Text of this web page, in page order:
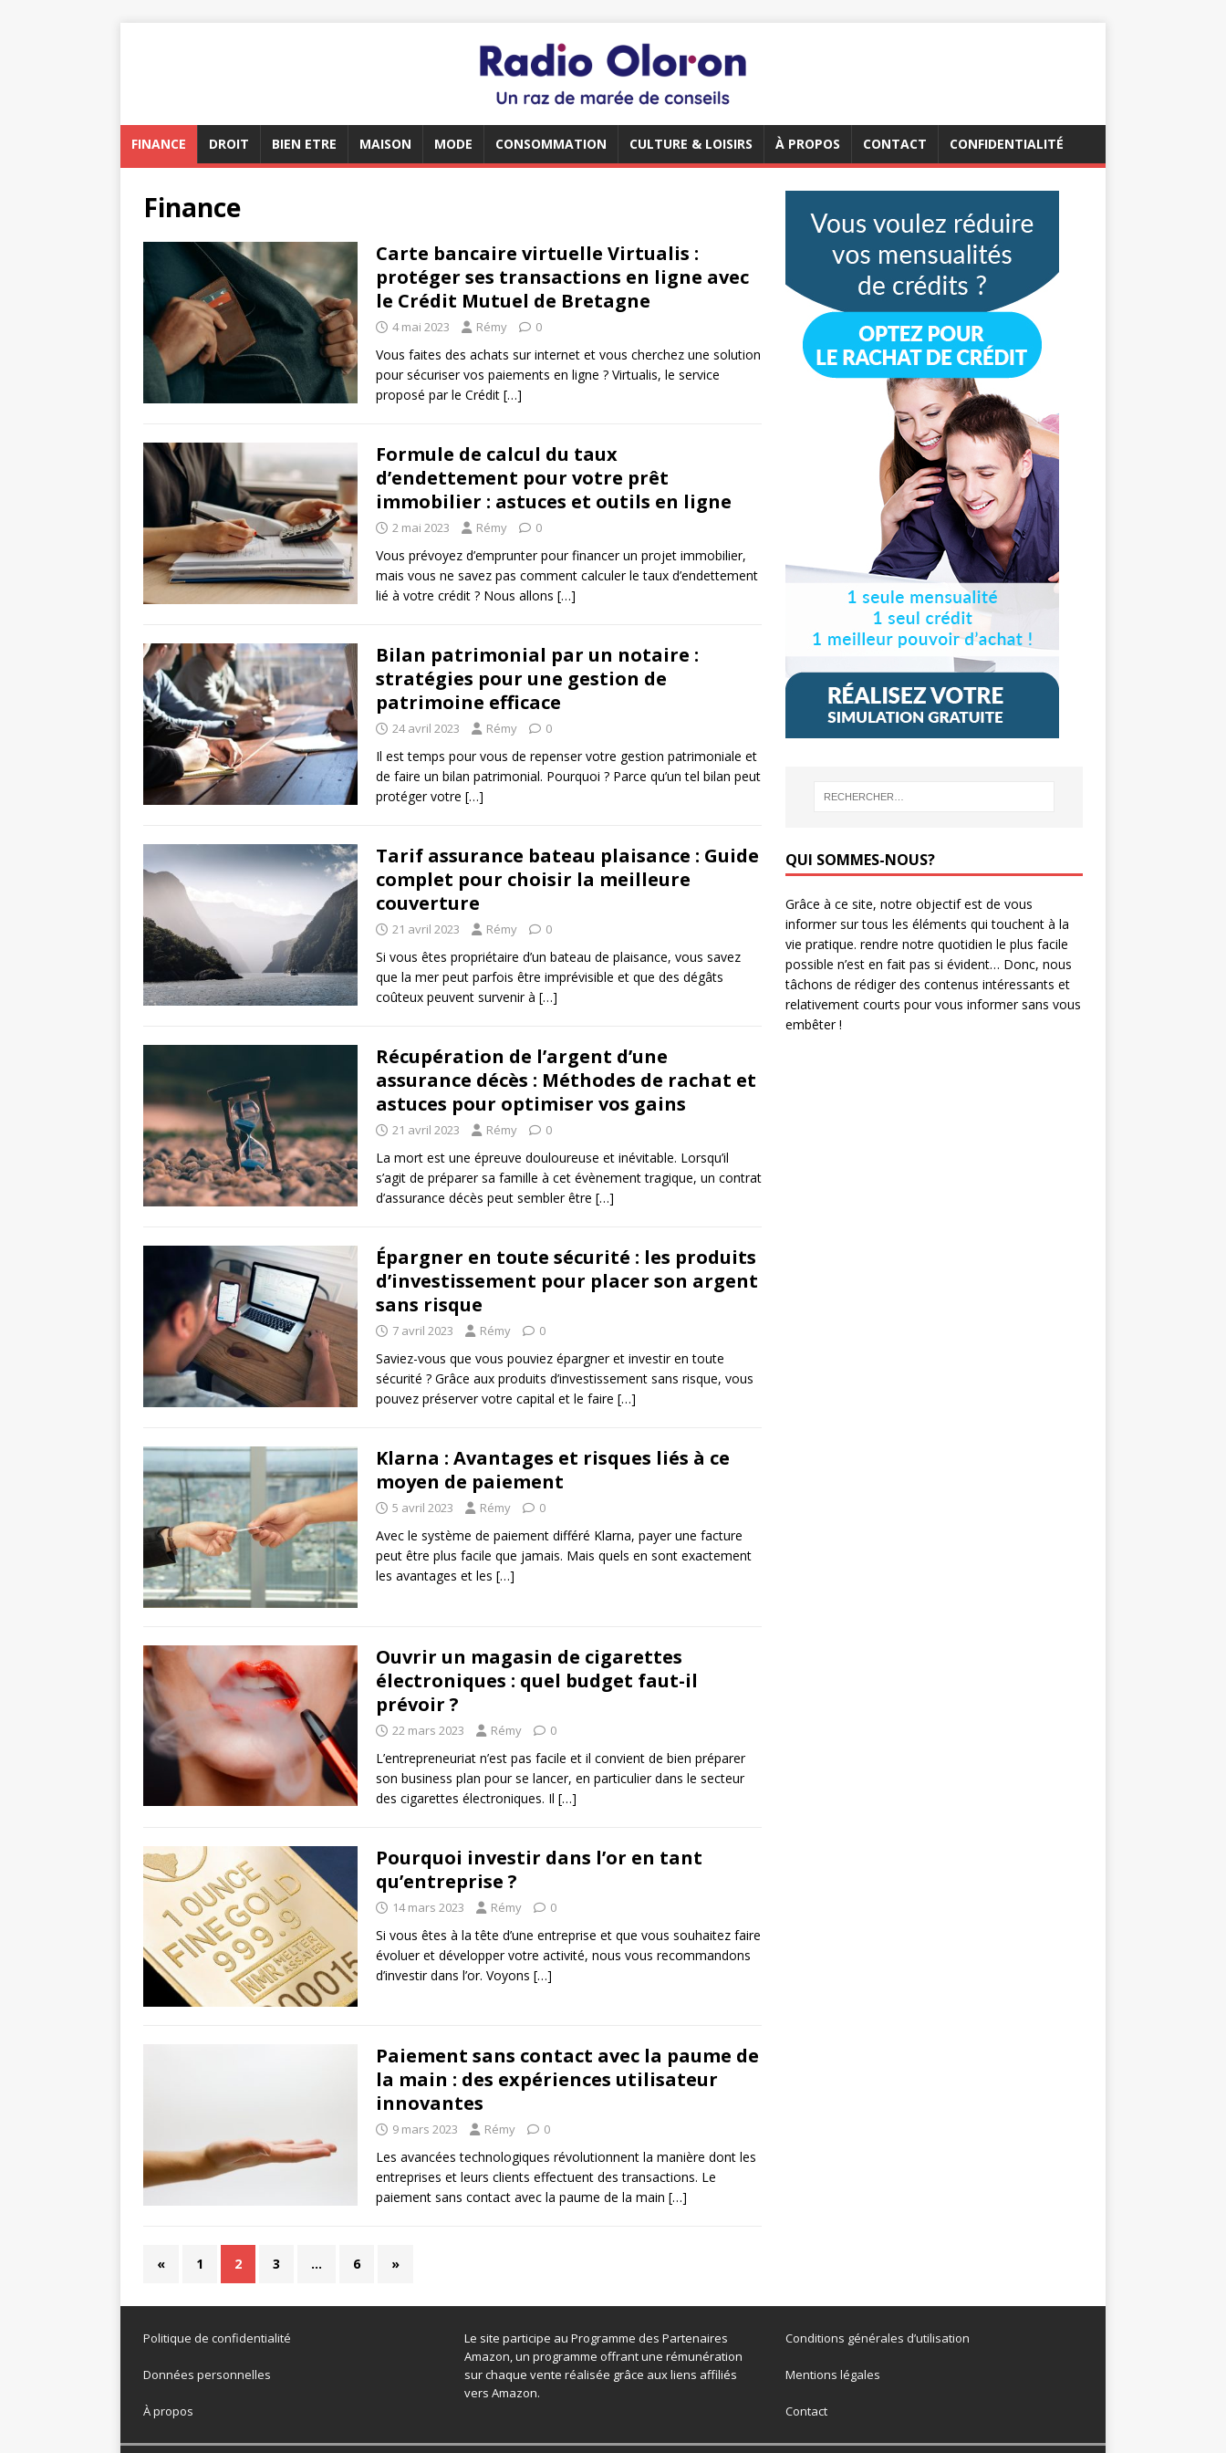
FINANCE DROIT BIEN ETRE MAISON MODE CONSOMMATION CULTURE & LOISIRS À PROPOS CONTACT CONFIDENTIALITÉ
Finance
Carte bancaire virtuelle Virtualis :
protéger ses transactions en ligne avec
le Crédit Mutuel de Bretagne
4 mai 2023 Rémy 0
Vous faites des achats sur internet et vous cherchez une solution
pour sécuriser vos paiements en ligne ? Virtualis, le service
proposé par le Crédit […]
Formule de calcul du taux
d’endettement pour votre prêt
immobilier : astuces et outils en ligne
2 mai 2023 Rémy 0
Vous prévoyez d’emprunter pour financer un projet immobilier,
mais vous ne savez pas comment calculer le taux d’endettement
lié à votre crédit ? Nous allons […]
Bilan patrimonial par un notaire :
stratégies pour une gestion de
patrimoine efficace
24 avril 2023 Rémy 0
Il est temps pour vous de repenser votre gestion patrimoniale et
de faire un bilan patrimonial. Pourquoi ? Parce qu’un tel bilan peut
protéger votre […]
Tarif assurance bateau plaisance : Guide
complet pour choisir la meilleure
couverture
21 avril 2023 Rémy 0
Si vous êtes propriétaire d’un bateau de plaisance, vous savez
que la mer peut parfois être imprévisible et que des dégâts
coûteux peuvent survenir à […]
Récupération de l’argent d’une
assurance décès : Méthodes de rachat et
astuces pour optimiser vos gains
21 avril 2023 Rémy 0
La mort est une épreuve douloureuse et inévitable. Lorsqu’il
s’agit de préparer sa famille à cet évènement tragique, un contrat
d’assurance décès peut sembler être […]
Épargner en toute sécurité : les produits
d’investissement pour placer son argent
sans risque
7 avril 2023 Rémy 0
Saviez-vous que vous pouviez épargner et investir en toute
sécurité ? Grâce aux produits d’investissement sans risque, vous
pouvez préserver votre capital et le faire […]
Klarna : Avantages et risques liés à ce
moyen de paiement
5 avril 2023 Rémy 0
Avec le système de paiement différé Klarna, payer une facture
peut être plus facile que jamais. Mais quels en sont exactement
les avantages et les […]
Ouvrir un magasin de cigarettes
électroniques : quel budget faut-il
prévoir ?
22 mars 2023 Rémy 0
L’entrepreneuriat n’est pas facile et il convient de bien préparer
son business plan pour se lancer, en particulier dans le secteur
des cigarettes électroniques. Il […]
Pourquoi investir dans l’or en tant
qu’entreprise ?
14 mars 2023 Rémy 0
Si vous êtes à la tête d’une entreprise et que vous souhaitez faire
évoluer et développer votre activité, nous vous recommandons
d’investir dans l’or. Voyons […]
Paiement sans contact avec la paume de
la main : des expériences utilisateur
innovantes
9 mars 2023 Rémy 0
Les avancées technologiques révolutionnent la manière dont les
entreprises et leurs clients effectuent des transactions. Le
paiement sans contact avec la paume de la main […]
« 1 2 3 … 6 »
QUI SOMMES-NOUS?
Grâce à ce site, notre objectif est de vous
informer sur tous les éléments qui touchent à la
vie pratique. rendre notre quotidien le plus facile
possible n’est en fait pas si évident… Donc, nous
tâchons de rédiger des contenus intéressants et
relativement courts pour vous informer sans vous
embêter !
Politique de confidentialité
Données personnelles
À propos
Le site participe au Programme des Partenaires
Amazon, un programme offrant une rémunération
sur chaque vente réalisée grâce aux liens affiliés
vers Amazon.
Conditions générales d’utilisation
Mentions légales
Contact